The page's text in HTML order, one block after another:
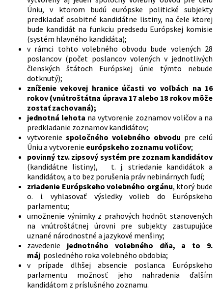
Úniu, v ktorom budú európske politické subjekty
predkladať osobitné kandidátne listiny, na čele ktorej
bude kandidát na funkciu predsedu Európskej komisie
(systém hlavného kandidáta);
v rámci tohto volebného obvodu bude volených 28
poslancov (počet poslancov volených v jednotlivých
členských štátoch Európskej únie týmto nebude
dotknutý);
zníženie vekovej hranice účasti vo voľbách na 16
rokov (vnútroštátna úprava 17 alebo 18 rokov môže
zostať zachovaná);
jednotná lehota na vytvorenie zoznamov voličov a na
predkladanie zoznamov kandidátov;
vytvorenie spoločného volebného obvodu pre celú
Úniu a vytvorenie európskeho zoznamu voličov;
povinný tzv. zipsový systém pre zoznam kandidátov
(kandidátne listiny), t. j. striedanie kandidátok a
kandidátov, a to bez porušenia práv nebinárnych ľudí;
zriadenie Európskeho volebného orgánu, ktorý bude
o. i. vyhlasovať výsledky volieb do Európskeho
parlamentu;
umožnenie výnimky z prahových hodnôt stanovených
na vnútroštátnej úrovni pre subjekty zastupujúce
uznané národnostné a jazykové menšiny;
zavedenie jednotného volebného dňa, a to 9.
máj posledného roka volebného obdobia;
v prípade dlhšej absencie poslanca Európskeho
parlamentu možnosť jeho nahradenia ďalším
kandidátom z príslušného zoznamu.